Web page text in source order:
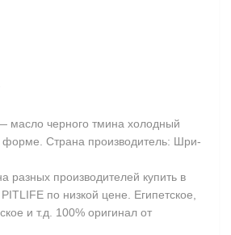
масло черного тмина холодный
форме. Страна производитель: Шри-
разных производителей купить в
по низкой цене. Египетское,
и т.д. 100% оригинал от